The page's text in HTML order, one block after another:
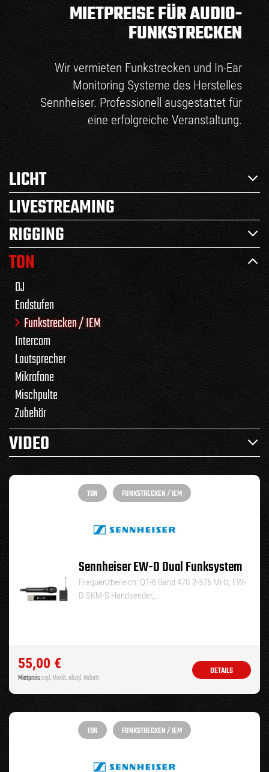
MIETPREISE FÜR AUDIO-
FUNKSTRECKEN
Wir vermieten Funkstrecken und In-Ear
Monitoring Systeme des Herstelles
Sennheiser. Professionell ausgestattet für
eine erfolgreiche Veranstaltung.
LICHT
LIVESTREAMING
RIGGING
TON
DJ
Endstufen
Funkstrecken / IEM
Intercom
Lautsprecher
Mikrofone
Mischpulte
Zubehör
VIDEO
TON FUNKSTRECKEN / IEM
Sennheiser EW-D Dual Funksystem
Frequenzbereich: Q1-6 Band 470.2-526 MHz, EW-
D SKM-S Handsender,…
55,00 €
Mietpreiszzgl. MwSt. abzgl. Rabatt
DETAILS
TON FUNKSTRECKEN / IEM